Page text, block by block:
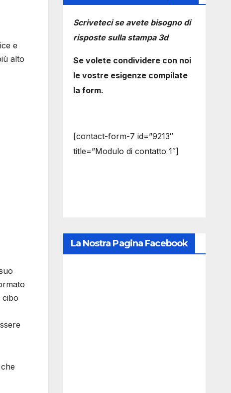
e
alto
cibo
Scriveteci se avete bisogno di
risposte sulla stampa 3d
Se volete condividere con noi
le vostre esigenze compilate
la form.
[contact-form-7 id=”9213″
title=”Modulo di contatto 1″]
La Nostra Pagina Facebook